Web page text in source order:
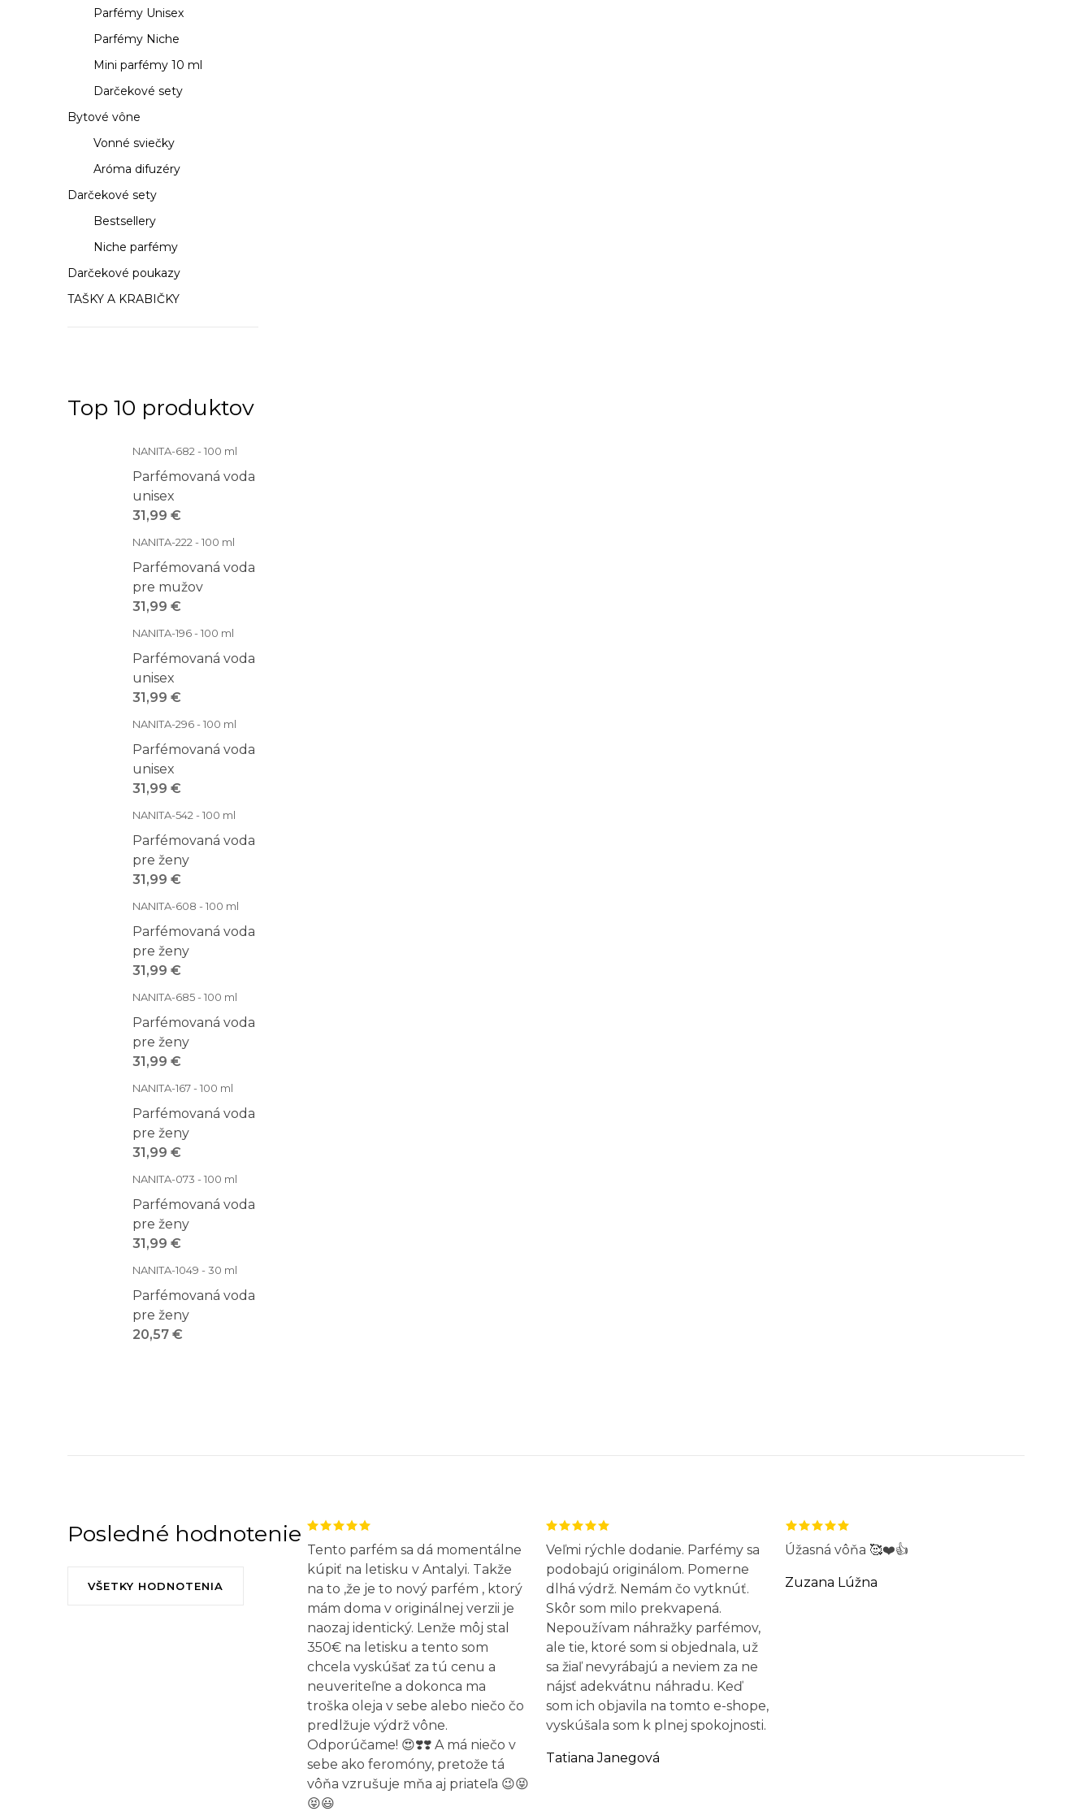
l
Parfémy Unisex
Parfémy Niche
Mini parfémy 10 ml
Darčekové sety
Bytové vône
Vonné sviečky
Aróma difuzéry
Darčekové sety
Bestsellery
Niche parfémy
Darčekové poukazy
TAŠKY A KRABIČKY
Top 10 produktov
NANITA-682 - 100 ml
Parfémovaná voda
unisex
31,99 €
NANITA-222 - 100 ml
Parfémovaná voda
pre mužov
31,99 €
NANITA-196 - 100 ml
Parfémovaná voda
unisex
31,99 €
NANITA-296 - 100 ml
Parfémovaná voda
unisex
31,99 €
NANITA-542 - 100 ml
Parfémovaná voda
pre ženy
31,99 €
NANITA-608 - 100 ml
Parfémovaná voda
pre ženy
31,99 €
NANITA-685 - 100 ml
Parfémovaná voda
pre ženy
31,99 €
NANITA-167 - 100 ml
Parfémovaná voda
pre ženy
31,99 €
NANITA-073 - 100 ml
Parfémovaná voda
pre ženy
31,99 €
NANITA-1049 - 30 ml
Parfémovaná voda
pre ženy
20,57 €
Posledné hodnotenie
VŠETKY HODNOTENIA
Tento parfém sa dá momentálne
kúpiť na letisku v Antalyi. Takže
na to ,že je to nový parfém , ktorý
mám doma v originálnej verzii je
naozaj identický. Lenže môj stal
350€ na letisku a tento som
chcela vyskúšať za tú cenu a
neuveriteľne a dokonca ma
troška oleja v sebe alebo niečo čo
predlžuje výdrž vône.
Odporúčame! 😍❣️❣️ A má niečo v
sebe ako feromóny, pretože tá
vôňa vzrušuje mňa aj priateľa 😉😝
😝😃
Veľmi rýchle dodanie. Parfémy sa
podobajú originálom. Pomerne
dlhá výdrž. Nemám čo vytknúť.
Skôr som milo prekvapená.
Nepoužívam náhražky parfémov,
ale tie, ktoré som si objednala, už
sa žiaľ nevyrábajú a neviem za ne
nájsť adekvátnu náhradu. Keď
som ich objavila na tomto e-shope,
vyskúšala som k plnej spokojnosti.
Tatiana Janegová
Úžasná vôňa 🥰❤️👍
Zuzana Lúžna